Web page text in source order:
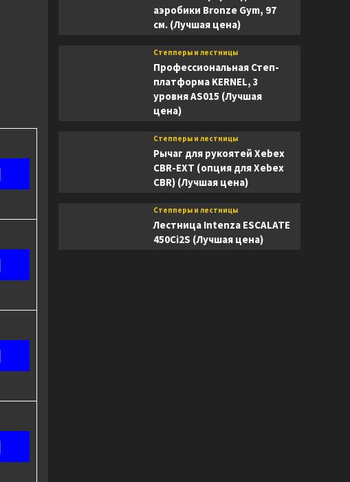
аэробики Bronze Gym, 97
см. (Лучшая цена)
Степперы и лестницы
Профессиональная Степ-
платформа KERNEL, 3
уровня AS015 (Лучшая
цена)
Степперы и лестницы
Рычаг для рукоятей Xebex
CBR-EXT (опция для Xebex
CBR) (Лучшая цена)
Степперы и лестницы
Лестница Intenza ESCALATE
450Ci2S (Лучшая цена)